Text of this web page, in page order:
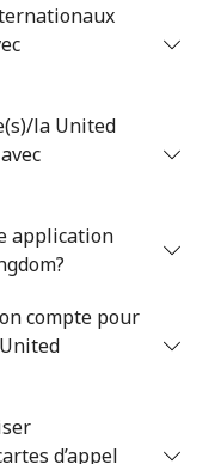
32 min pour ⁦€5⁩ ⁦34¢⁩
la United
application
compte pour
d’appel